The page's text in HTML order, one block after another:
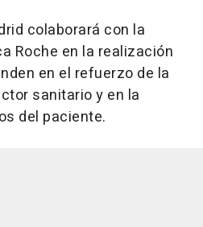
colaborará con la
Roche en la realización
en el refuerzo de la
sanitario y en la
del paciente.